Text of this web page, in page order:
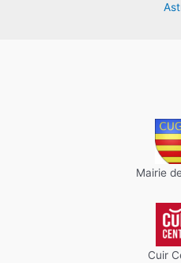
Mairie
Cuir